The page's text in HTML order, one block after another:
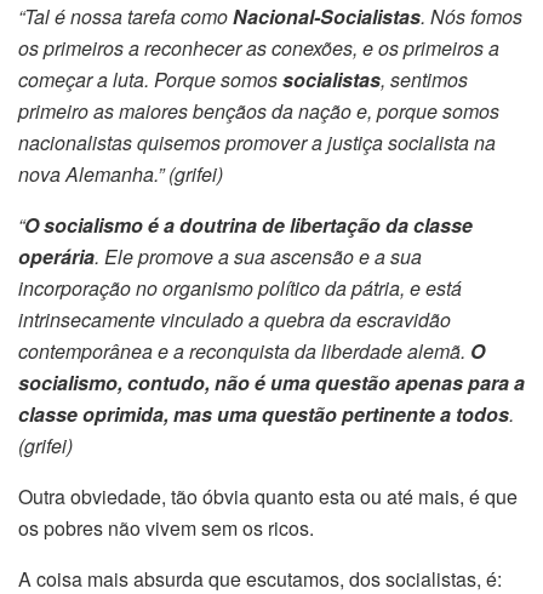
“Tal é nossa tarefa comoNacional-Socialistas. Nós fomos
os primeiros a reconhecer as conexões, e os primeiros a
começar a luta. Porque somossocialistas, sentimos
primeiro as maiores bençãos da nação e, porque somos
nacionalistas quisemos promover a justiça socialista na
nova Alemanha.” (grifei)
“O socialismo é a doutrina de libertação da classe
operária. Ele promove a sua ascensão e a sua
incorporação no organismo político da pátria, e está
intrinsecamente vinculado a quebra da escravidão
contemporânea e a reconquista da liberdade alemã. O
socialismo, contudo, não é uma questão apenas para a
classe oprimida, mas uma questão pertinente a todos.
(grifei)
Outra obviedade, tão óbvia quanto esta ou até mais, é que
os pobres não vivem sem os ricos.
A coisa mais absurda que escutamos, dos socialistas, é: